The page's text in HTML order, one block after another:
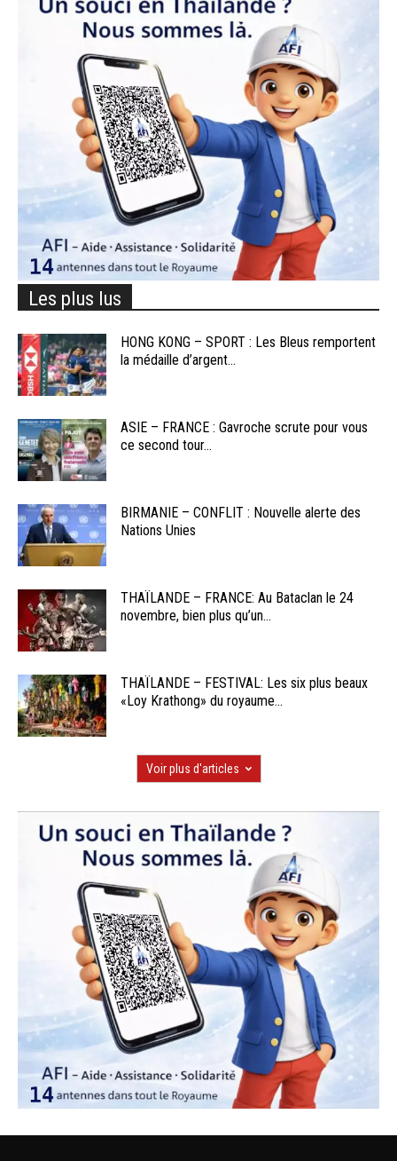
Les plus lus
HONG KONG – SPORT : Les Bleus remportent
la médaille d’argent...
ASIE – FRANCE : Gavroche scrute pour vous
ce second tour...
BIRMANIE – CONFLIT : Nouvelle alerte des
Nations Unies
THAÏLANDE – FRANCE: Au Bataclan le 24
novembre, bien plus qu’un...
THAÏLANDE – FESTIVAL: Les six plus beaux
«Loy Krathong» du royaume...
Voir plus d'articles